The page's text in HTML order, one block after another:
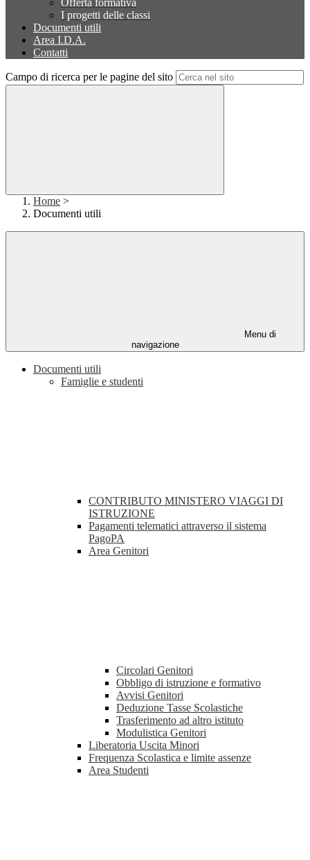
Offerta formativa
I progetti delle classi
Documenti utili
Area I.D.A.
Contatti
Campo di ricerca per le pagine del sito
Home >
Documenti utili
Menu di
navigazione
Documenti utili
Famiglie e studenti
CONTRIBUTO MINISTERO VIAGGI DI
ISTRUZIONE
Pagamenti telematici attraverso il sistema
PagoPA
Area Genitori
Circolari Genitori
Obbligo di istruzione e formativo
Avvisi Genitori
Deduzione Tasse Scolastiche
Trasferimento ad altro istituto
Modulistica Genitori
Liberatoria Uscita Minori
Frequenza Scolastica e limite assenze
Area Studenti